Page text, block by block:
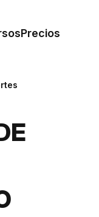
Precios